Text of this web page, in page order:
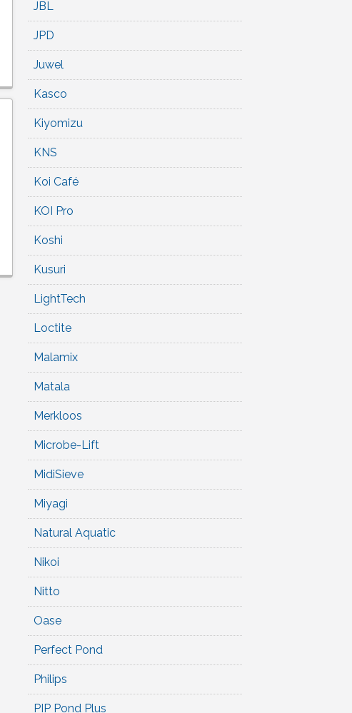
JBL
JPD
Juwel
Kasco
Kiyomizu
KNS
Koi Café
KOI Pro
Koshi
Kusuri
LightTech
Loctite
Malamix
Matala
Merkloos
Microbe-Lift
MidiSieve
Miyagi
Natural Aquatic
Nikoi
Nitto
Oase
Perfect Pond
Philips
PIP Pond Plus